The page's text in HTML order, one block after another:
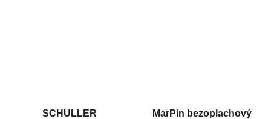
SCHULLER
MarPin bezoplachový